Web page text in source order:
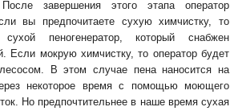
После завершения этого этапа оператор
вы предпочитаете сухую химчистку, то
пеногенератор, который снабжен
Если мокрую химчистку, то оператор будет
В этом случае пена наносится на
некоторое время с помощью моющего
Но предпочтительнее в наше время сухая